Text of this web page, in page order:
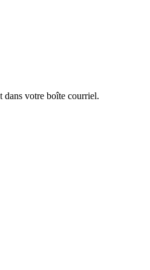
dans votre boîte courriel.